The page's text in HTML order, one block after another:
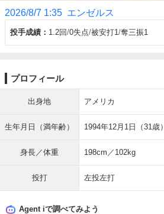
2026/8/7 1:35 エンゼルス
投手成績 1.2回 0失点 被安打1 奪三振1
プロフィール
出身地 アメリカ
生年月日（満年齢） 1994年12月1日（31歳）
身長／体重 198cm／102kg
投打 左投左打
Agent iで調べてみよう